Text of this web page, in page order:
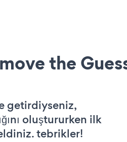
the
getirdiyseniz,
oluştururken ilk
tebrikler!